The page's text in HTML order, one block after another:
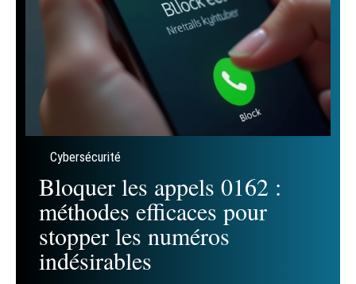
Cybersécurité
Bloquer les appels 0162 :
méthodes efficaces pour
stopper les numéros
indésirables